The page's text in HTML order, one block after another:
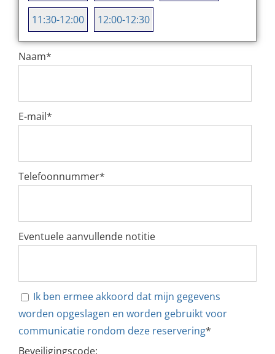
11:30-12:00 12:00-12:30
Naam*
E-mail*
Telefoonnummer*
Eventuele aanvullende notitie
Ik ben ermee akkoord dat mijn gegevens
worden opgeslagen en worden gebruikt voor
communicatie rondom deze reservering*
Beveiligingscode: